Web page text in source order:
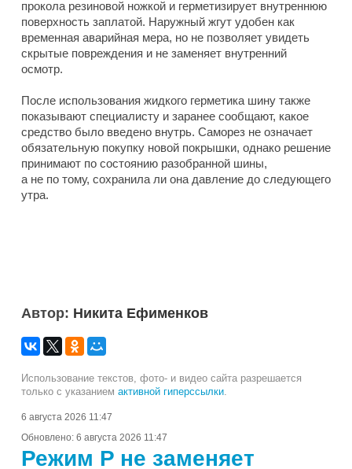
прокола резиновой ножкой и герметизирует внутреннюю
поверхность заплатой. Наружный жгут удобен как
временная аварийная мера, но не позволяет увидеть
скрытые повреждения и не заменяет внутренний
осмотр.
После использования жидкого герметика шину также
показывают специалисту и заранее сообщают, какое
средство было введено внутрь. Саморез не означает
обязательную покупку новой покрышки, однако решение
принимают по состоянию разобранной шины,
а не по тому, сохранила ли она давление до следующего
утра.
Автор: Никита Ефименков
Использование текстов, фото- и видео сайта разрешается
только с указанием активной гиперссылки
6 августа 2026 11:47
Обновлено: 6 августа 2026 11:47
Режим P не заменяет